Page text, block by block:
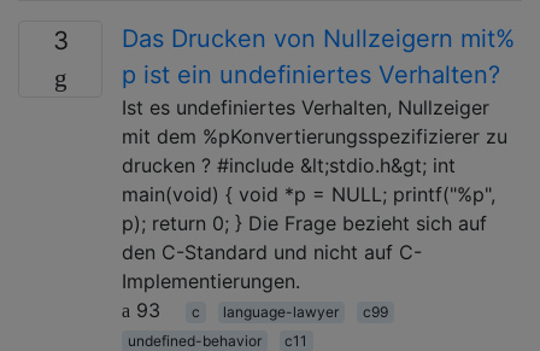
3
Das Drucken von Nullzeigern mit%
p ist ein undefiniertes Verhalten?
Ist es undefiniertes Verhalten, Nullzeiger
mit dem %pKonvertierungsspezifizierer zu
drucken ? #include &lt;stdio.h&gt; int
main(void) { void *p = NULL; printf("%p",
p); return 0; } Die Frage bezieht sich auf
den C-Standard und nicht auf C-
Implementierungen.
93
c language-lawyer
c99
undefined-behavior
c11